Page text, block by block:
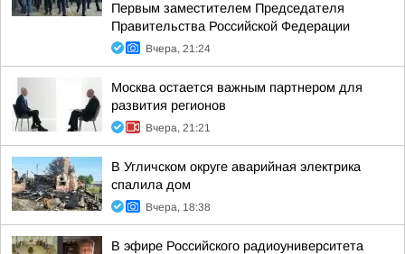
Первым заместителем Председателя
Правительства Российской Федерации
Вчера, 21:24
Москва остается важным партнером для
развития регионов
Вчера, 21:21
В Угличском округе аварийная электрика
спалила дом
Вчера, 18:38
В эфире Российского радиоуниверситета